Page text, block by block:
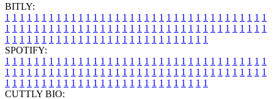
BITLY:
1 1 1 1 1 1 1 1 1 1 1 1 1 1 1 1 1 1 1 1 1 1 1 1 1 1 1 1 1 1 1 1 1 1 1 1
1 1 1 1 1 1 1 1 1 1 1 1 1 1 1 1 1 1 1 1 1 1 1 1 1 1 1 1 1 1 1 1 1 1 1 1
1 1 1 1 1 1 1 1 1 1 1 1 1 1 1 1 1 1 1 1 1 1 1 1 1 1 1 1
SPOTIFY:
1 1 1 1 1 1 1 1 1 1 1 1 1 1 1 1 1 1 1 1 1 1 1 1 1 1 1 1 1 1 1 1 1 1 1 1
1 1 1 1 1 1 1 1 1 1 1 1 1 1 1 1 1 1 1 1 1 1 1 1 1 1 1 1 1 1 1 1 1 1 1 1
1 1 1 1 1 1 1 1 1 1 1 1 1 1 1 1 1 1 1 1 1 1 1 1 1 1 1 1
CUTTLY BIO: